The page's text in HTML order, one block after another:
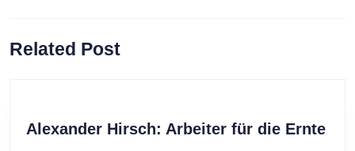
post:
Related Post
Alexander Hirsch: Arbeiter für die Ernte